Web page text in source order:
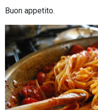
Buon appetito.